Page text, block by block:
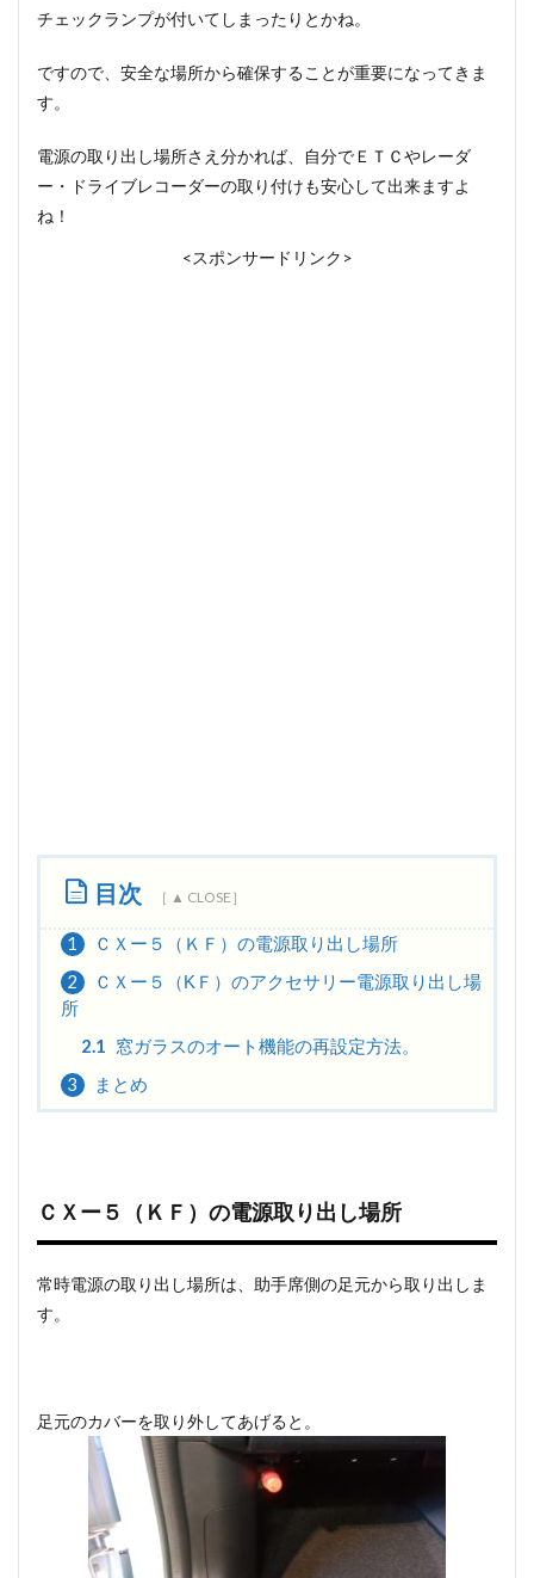
チェックランプが付いてしまったりとかね。
ですので、安全な場所から確保することが重要になってきま
す。
電源の取り出し場所さえ分かれば、自分でＥＴＣやレーダ
ー・ドライブレコーダーの取り付けも安心して出来ますよ
ね！
<スポンサードリンク>
目次
1
ＣＸー５（ＫＦ）の電源取り出し場所
2
ＣＸー５（KＦ）のアクセサリー電源取り出し場
所
2.1 窓ガラスのオート機能の再設定方法。
3
まとめ
ＣＸー５（ＫＦ）の電源取り出し場所
常時電源の取り出し場所は、助手席側の足元から取り出しま
す。
足元のカバーを取り外してあげると。